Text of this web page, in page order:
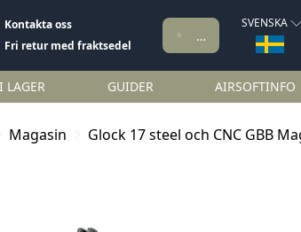
Kontakta oss
Fri retur med fraktsedel
SVENSKA
LAGER GUIDER AIRSOFTINFO
Magasin Glock 17 steel och CNC GBB